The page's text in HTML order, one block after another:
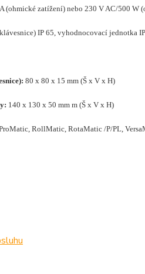
(ohmické zatížení) nebo 230 V AC/500 W
IP 65, vyhodnocovací jednotka
80 x 80 x 15 mm (Š x V x H)
140 x 130 x 50 mm m (Š x V x H)
RollMatic, RotaMatic /P/PL,